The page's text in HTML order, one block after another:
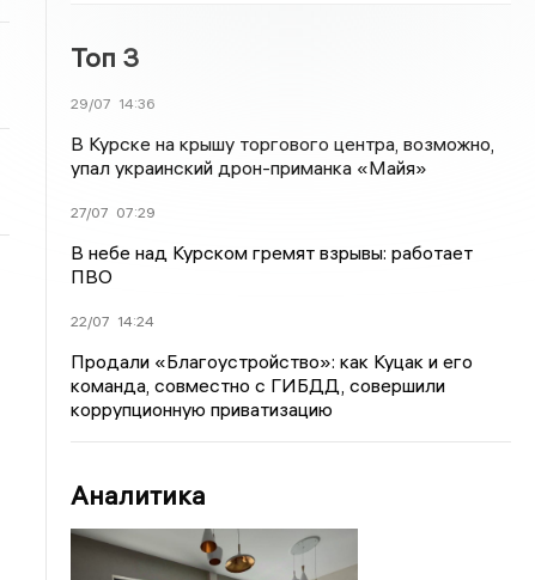
Топ 3
29/07 14:36
В Курске на крышу торгового центра, возможно,
упал украинский дрон-приманка «Майя»
27/07 07:29
В небе над Курском гремят взрывы: работает
ПВО
22/07 14:24
Продали «Благоустройство»: как Куцак и его
команда, совместно с ГИБДД, совершили
коррупционную приватизацию
Аналитика